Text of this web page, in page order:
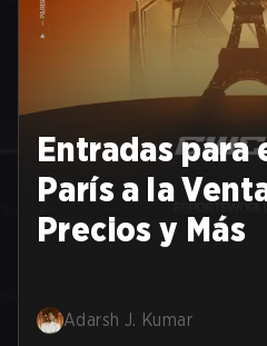
Entradas para
París a la
Precios y Más
Adarsh J. Kumar